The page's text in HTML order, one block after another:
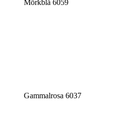
Mörkblå 6059
Gammalrosa 6037